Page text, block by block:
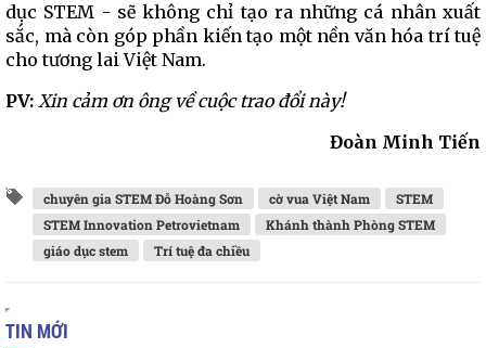
dục STEM - sẽ không chỉ tạo ra những cá nhân xuất
sắc, mà còn góp phần kiến tạo một nền văn hóa trí tuệ
cho tương lai Việt Nam.
PV: Xin cảm ơn ông về cuộc trao đổi này!
Đoàn Minh Tiến
chuyên gia STEM Đỗ Hoàng Sơn cờ vua Việt Nam
STEM
STEM Innovation Petrovietnam
Khánh thành Phòng STEM
giáo dục stem
Trí tuệ đa chiều
TIN MỚI